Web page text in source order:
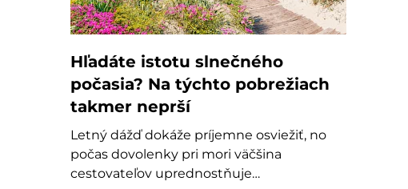
Hľadáte istotu slnečného
počasia? Na týchto pobrežiach
takmer neprší
Letný dážď dokáže príjemne osviežiť, no
počas dovolenky pri mori väčšina
cestovateľov uprednostňuje…